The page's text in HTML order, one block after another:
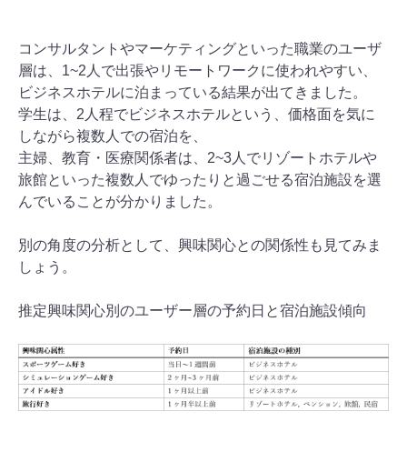
コンサルタントやマーケティングといった職業のユーザ
層は、1~2人で出張やリモートワークに使われやすい、
ビジネスホテルに泊まっている結果が出てきました。
学生は、2人程でビジネスホテルという、価格面を気に
しながら複数人での宿泊を、
主婦、教育・医療関係者は、2~3人でリゾートホテルや
旅館といった複数人でゆったりと過ごせる宿泊施設を選
んでいることが分かりました。
別の角度の分析として、興味関心との関係性も見てみま
しょう。
推定興味関心別のユーザー層の予約日と宿泊施設傾向